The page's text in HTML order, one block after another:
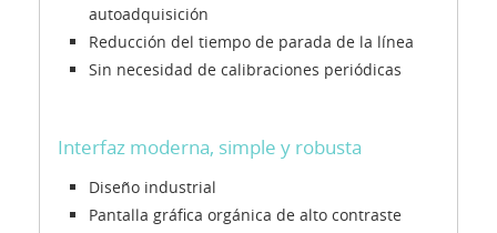
autoadquisición
Reducción del tiempo de parada de la línea
Sin necesidad de calibraciones periódicas
Interfaz moderna, simple y robusta
Diseño industrial
Pantalla gráfica orgánica de alto contraste